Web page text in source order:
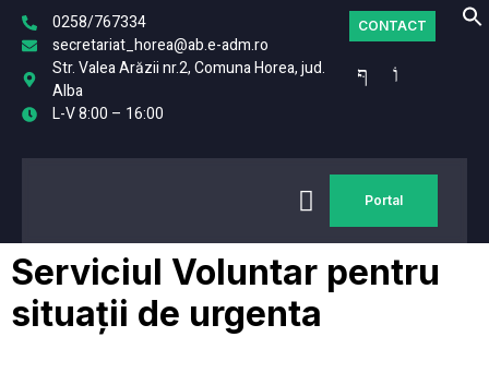
0258/767334
secretariat_horea@ab.e-adm.ro
Str. Valea Arăzii nr.2, Comuna Horea, jud.
Alba
L-V 8:00 – 16:00
CONTACT
Portal
Serviciul Voluntar pentru
situații de urgenta